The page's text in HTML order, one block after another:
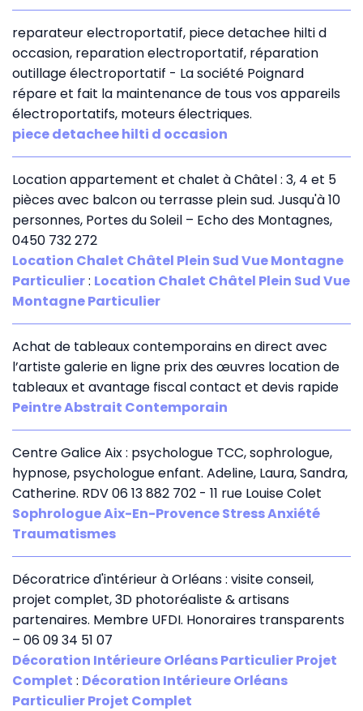
reparateur electroportatif, piece detachee hilti d
occasion, reparation electroportatif, réparation
outillage électroportatif - La société Poignard
répare et fait la maintenance de tous vos appareils
électroportatifs, moteurs électriques.
piece detachee hilti d occasion
Location appartement et chalet à Châtel : 3, 4 et 5
pièces avec balcon ou terrasse plein sud. Jusqu'à 10
personnes, Portes du Soleil – Echo des Montagnes,
0450 732 272
Location Chalet Châtel Plein Sud Vue Montagne
Particulier: Location Chalet Châtel Plein Sud Vue
Montagne Particulier
Achat de tableaux contemporains en direct avec
l’artiste galerie en ligne prix des œuvres location de
tableaux et avantage fiscal contact et devis rapide
Peintre Abstrait Contemporain
Centre Galice Aix : psychologue TCC, sophrologue,
hypnose, psychologue enfant. Adeline, Laura, Sandra,
Catherine. RDV 06 13 882 702 - 11 rue Louise Colet
Sophrologue Aix-En-Provence Stress Anxiété
Traumatismes
Décoratrice d'intérieur à Orléans : visite conseil,
projet complet, 3D photoréaliste & artisans
partenaires. Membre UFDI. Honoraires transparents
– 06 09 34 51 07
Décoration Intérieure Orléans Particulier Projet
Complet : Décoration Intérieure Orléans
Particulier Projet Complet